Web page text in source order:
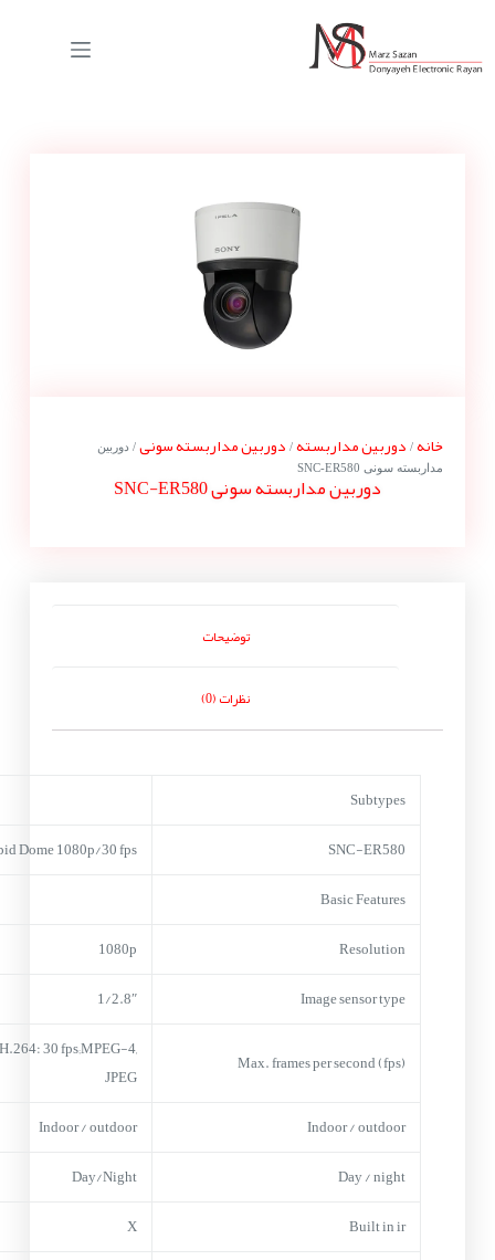
خانه/ دوربین مداربسته/ دوربین مداربسته سونی/ دوربین
مداربسته سونی SNC-ER580
دوربین مداربسته سونی SNC-ER580
توضیحات
نظرات (0)
Subtypes
SNC-ER580
Dome 1080p/30 fps
Basic Features
Resolution
1080p
Image sensor type
1/2.8″
Max. frames per second (fps)
H.264: 30 fps;MPEG-4,
JPEG
Indoor / outdoor
Indoor / outdoor
Day / night
Day/Night
Built in ir
X